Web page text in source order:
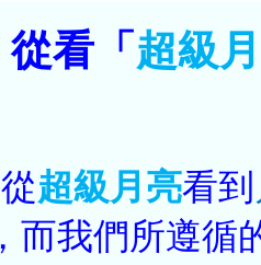
從看「 超級
從超級月亮看到
，而我們所遵循